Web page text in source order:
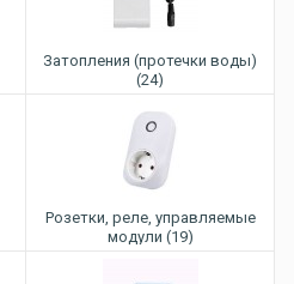
Затопления (протечки воды)
(24)
Розетки, реле, управляемые
модули (19)